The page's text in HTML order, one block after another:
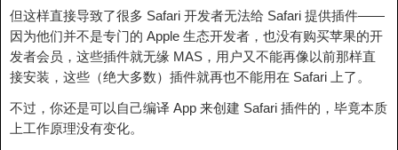
但这样直接导致了很多 Safari 开发者无法给 Safari 提供插件——
因为他们并不是专门的 Apple 生态开发者，也没有购买苹果的开
发者会员，这些插件就无缘 MAS，用户又不能再像以前那样直
接安装，这些（绝大多数）插件就再也不能用在 Safari 上了。
不过，你还是可以自己编译 App 来创建 Safari 插件的，毕竟本质
上工作原理没有变化。